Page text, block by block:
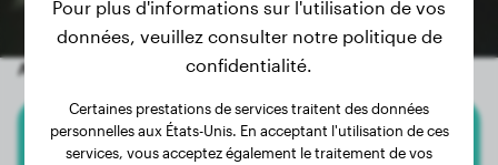
Autres chiens aléatoires
Border Collie
Pour plus d'informations sur l'utilisation de vos
données, veuillez consulter notre politique de
confidentialité.
Certaines prestations de services traitent des données
personnelles aux États-Unis. En acceptant l'utilisation de ces
services, vous acceptez également le traitement de vos